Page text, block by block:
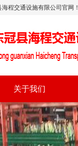
程交通设施有限公司官网！
关于我们